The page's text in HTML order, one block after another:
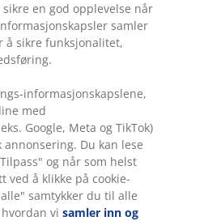
en god opplevelse når
samler
å sikre funksjonalitet,
informasjonskapslene,
med
Google, Meta og TikTok)
Du kan lese
og når som helst
ved å klikke på cookie-
samtykker du til alle
vi samler inn og